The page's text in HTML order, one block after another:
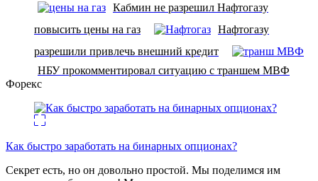
Кабмин не разрешил Нафтогазу
повысить цены на газ
Нафтогазу
разрешили привлечь внешний кредит
НБУ прокомментировал ситуацию с траншем МВФ
Форекс
Как быстро заработать на бинарных опционах?
Секрет есть, но он довольно простой. Мы поделимся им